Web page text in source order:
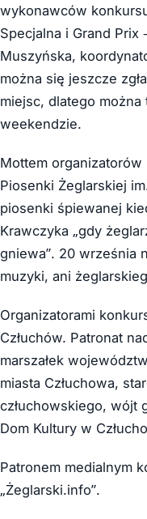
wykonawców
Specjalna i Grand Prix
Muszyńska,
można się jeszcze
miejsc, dlatego
weekendzie.
Mottem organizatorów
Piosenki Żeglarskiej
piosenki śpiewanej
Krawczyka „gdy
gniewa”. 20 września
muzyki, ani
Organizatorami
Człuchów. Patronat
marszałek
miasta Człuchowa,
człuchowskiego, wójt
Dom Kultury w
Patronem medialnym
„Żeglarski.info”.